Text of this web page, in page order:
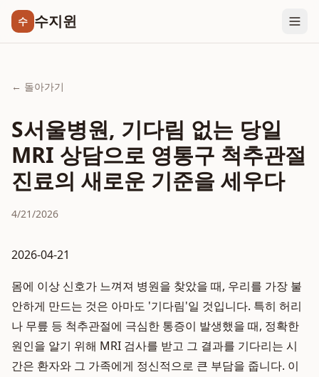
수 수지윈
← 돌아가기
S서울병원, 기다림 없는 당일
MRI 상담으로 영통구 척추관절
진료의 새로운 기준을 세우다
4/21/2026
2026-04-21
몸에 이상 신호가 느껴져 병원을 찾았을 때, 우리를 가장 불
안하게 만드는 것은 아마도 '기다림'일 것입니다. 특히 허리
나 무릎 등 척추관절에 극심한 통증이 발생했을 때, 정확한
원인을 알기 위해 MRI 검사를 받고 그 결과를 기다리는 시
간은 환자와 그 가족에게 정신적으로 큰 부담을 줍니다. 이